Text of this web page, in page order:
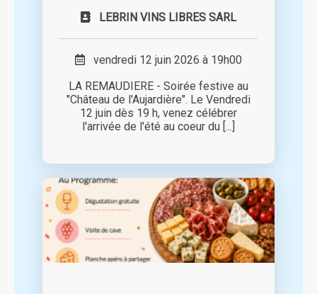
LEBRIN VINS LIBRES SARL
vendredi 12 juin 2026 à 19h00
LA REMAUDIERE - Soirée festive au
"Château de l'Aujardière". Le Vendredi
12 juin dès 19 h, venez célébrer
l'arrivée de l'été au coeur du [...]